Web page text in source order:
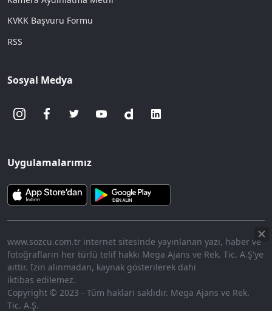
KVKK Başvuru Formu
RSS
Sosyal Medya
Uygulamalarımız
www.sozcu.com.tr internet sitesinde yayınlanan yazı, haber ve
fotoğrafların her türlü telif hakkı Mega Ajans ve Rek. Tic. A.Ş'ye
aittir. İzin alınmadan, kaynak gösterilerek dahi
iktibas edilemez.
Copyright © 2023 - Tüm hakları saklıdır. Mega Ajans ve Rek.
Tic. A.Ş.